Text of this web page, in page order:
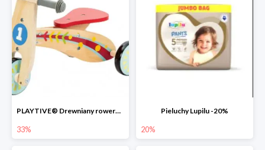
PLAYTIVE® Drewniany rowerek biegowy -33%
33%
Pieluchy Lupilu -20%
20%